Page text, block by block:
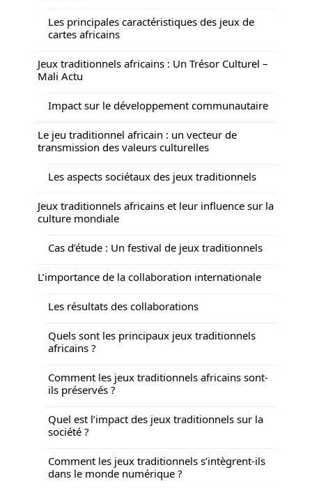
Les principales caractéristiques des jeux de
cartes africains
Jeux traditionnels africains : Un Trésor Culturel –
Mali Actu
Impact sur le développement communautaire
Le jeu traditionnel africain : un vecteur de
transmission des valeurs culturelles
Les aspects sociétaux des jeux traditionnels
Jeux traditionnels africains et leur influence sur la
culture mondiale
Cas d’étude : Un festival de jeux traditionnels
L’importance de la collaboration internationale
Les résultats des collaborations
Quels sont les principaux jeux traditionnels
africains ?
Comment les jeux traditionnels africains sont-
ils préservés ?
Quel est l’impact des jeux traditionnels sur la
société ?
Comment les jeux traditionnels s’intègrent-ils
dans le monde numérique ?